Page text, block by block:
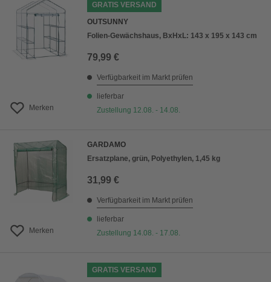
Merken
GRATIS VERSAND
OUTSUNNY
Folien-Gewächshaus, BxHxL: 143 x 195 x 143 cm
79,99 €
Verfügbarkeit im Markt prüfen
lieferbar
Zustellung 12.08. - 14.08.
Merken
GARDAMO
Ersatzplane, grün, Polyethylen, 1,45 kg
31,99 €
Verfügbarkeit im Markt prüfen
lieferbar
Zustellung 14.08. - 17.08.
GRATIS VERSAND